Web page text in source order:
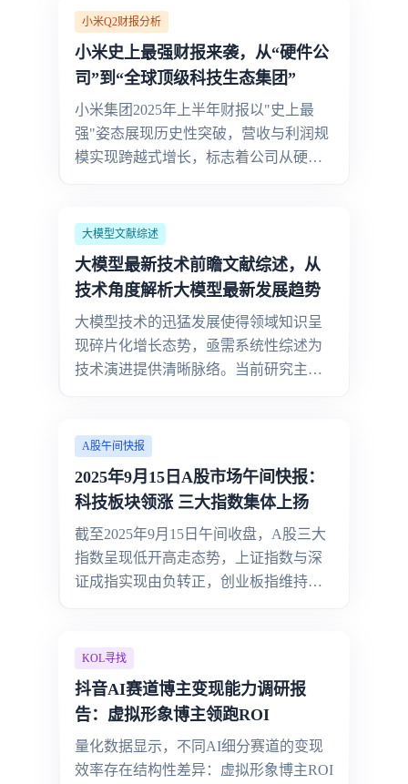
种盈利改善伴随着营收同比下滑14.3%
（全年营收35.99亿元）与用户规模显著
收缩
小米Q2财报分析
小米史上最强财报来袭，从“硬件公
司”到“全球顶级科技生态集团”
小米集团2025年上半年财报以"史上最
强"姿态展现历史性突破，营收与利润规
模实现跨越式增长，标志着公司从硬件
收达2272.49亿元，较2024年同期的1644
亿元同比增长38.2%；经调整净利润
215.06亿元，较去年同期126.66亿元大幅
增长69.8%，盈利增速显著高于营收增
速，凸显业务结构优化带来的效率提
升。这种增长并非单点突破，而是呈现
季度持续性
大模型文献综述
大模型最新技术前瞻文献综述，从
技术角度解析大模型最新发展趋势
大模型技术的迅猛发展使得领域知识呈
现碎片化增长态势，亟需系统性综述为
技术演进提供清晰脉络。当前研究主要
（MoE）与量化压缩技术作为提升模型
效率的关键路径，二者在压缩比、推理
延迟、精度损失等核心指标上缺乏横向
对比框架，导致技术选型难以形成统一
参考标准；其二， 评估体系滞后于技术
创新 ，文献arXiv:2407.03418v1明确指
出，现有多模态评估方法在"模态协同
复杂任务中的综合表现。
A股午间快报
2025年9月15日A股市场午间快报：
科技板块领涨 三大指数集体上扬
截至2025年9月15日午间收盘，A股三大
指数呈现低开高走态势，上证指数与深
证成指实现由负转正，创业板指维持强
板指维持强势，午间收盘价较前一交易
日（2762.99点）小幅上涨，延续3%的阶
段涨幅趋势；而权重股集中的沪指则在
3900点关口前震荡整固，反映资金向成
长赛道集中的分化态势。
KOL寻找
抖音AI赛道博主变现能力调研报
告：虚拟形象博主领跑ROI
量化数据显示，不同AI细分赛道的变现
效率存在结构性差异：虚拟形象博主ROI